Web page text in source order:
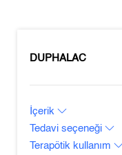
DUPHALAC
İçerik
Tedavi seçeneği
Terapötik kullanım